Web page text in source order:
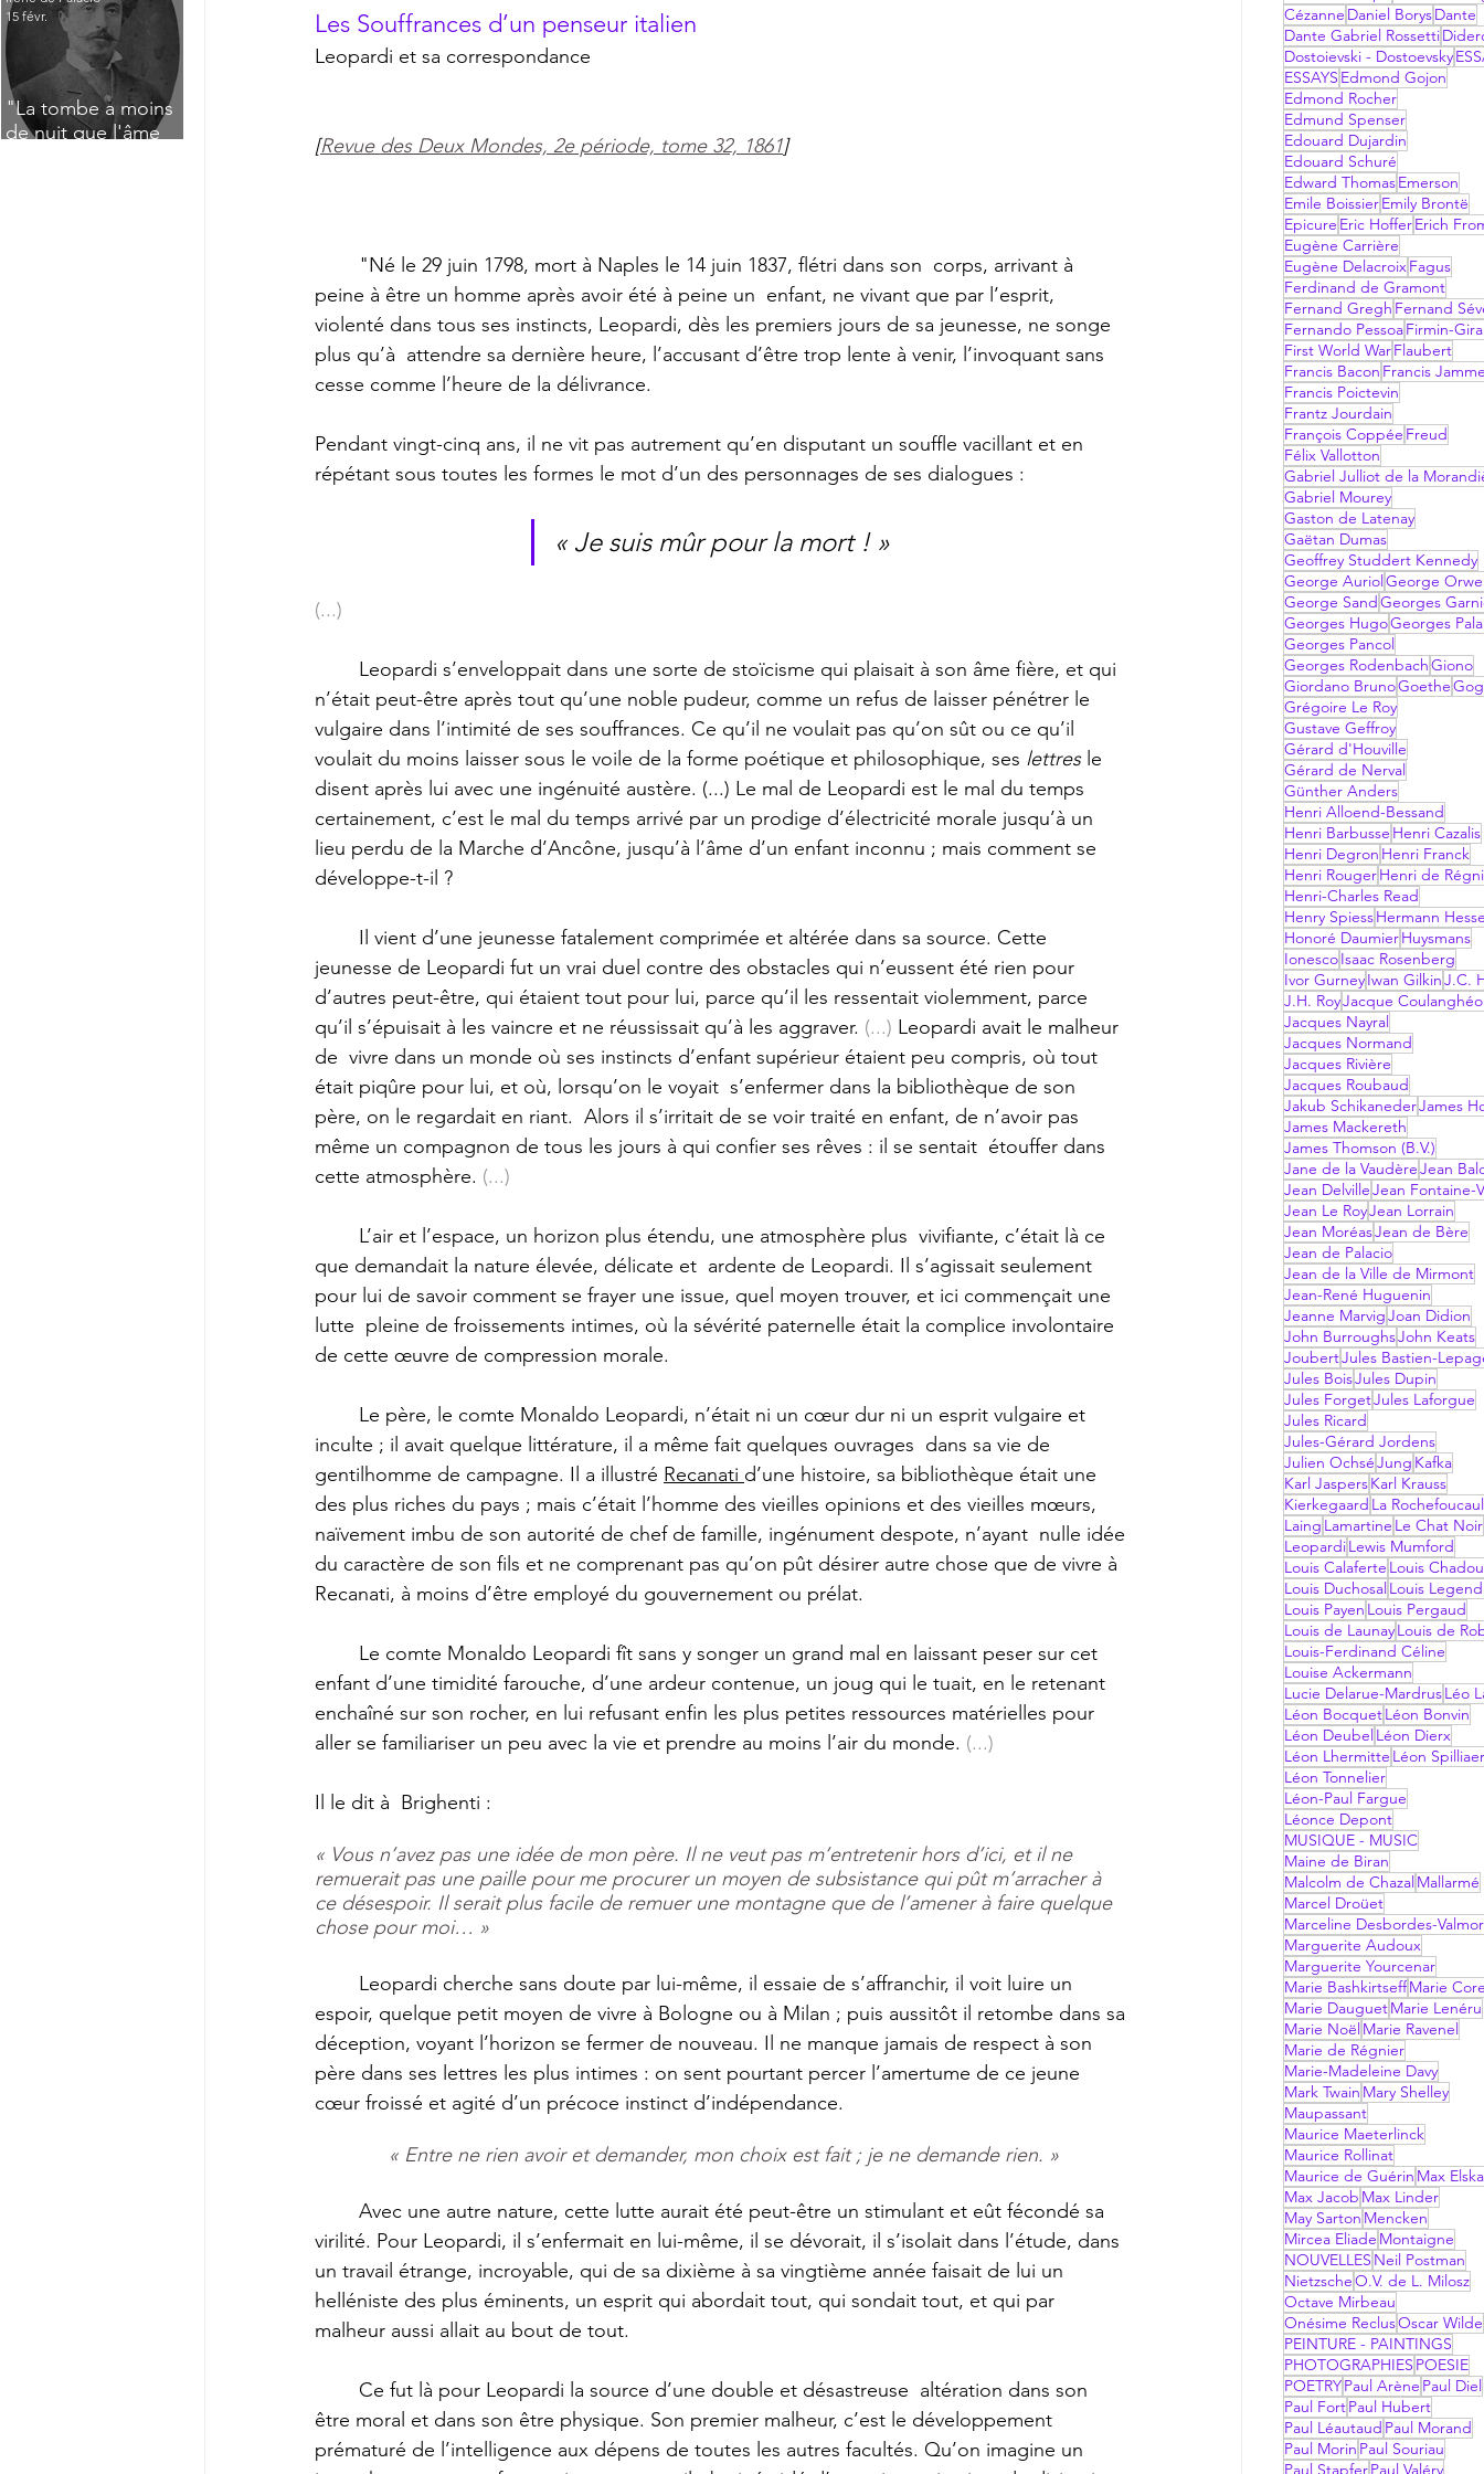
"La tombe a moins
de nuit que l'âme
15 févr.
Les Souffrances d’un penseur italien
Leopardi et sa correspondance
[Revue des Deux Mondes, 2e période, tome 32, 1861]
peine à être un homme après avoir été à peine un  enfant, ne vivant que par l’esprit,
violenté dans tous ses instincts, Leopardi, dès les premiers jours de sa jeunesse, ne songe
plus qu’à  attendre sa dernière heure, l’accusant d’être trop lente à venir, l’invoquant sans
cesse comme l’heure de la délivrance.
Pendant vingt-cinq ans, il ne vit pas autrement qu’en disputant un souffle vacillant et en
répétant sous toutes les formes le mot d’un des personnages de ses dialogues :
« Je suis mûr pour la mort ! »
(...)
n’était peut-être après tout qu’une noble pudeur, comme un refus de laisser pénétrer le
vulgaire dans l’intimité de ses souffrances. Ce qu’il ne voulait pas qu’on sût ou ce qu’il
voulait du moins laisser sous le voile de la forme poétique et philosophique, ses lettres le
disent après lui avec une ingénuité austère. (...) Le mal de Leopardi est le mal du temps
certainement, c’est le mal du temps arrivé par un prodige d’électricité morale jusqu’à un
lieu perdu de la Marche d’Ancône, jusqu’à l’âme d’un enfant inconnu ; mais comment se
développe-t-il ?
jeunesse de Leopardi fut un vrai duel contre des obstacles qui n’eussent été rien pour
d’autres peut-être, qui étaient tout pour lui, parce qu’il les ressentait violemment, parce
qu’il s’épuisait à les vaincre et ne réussissait qu’à les aggraver. (...) Leopardi avait le malheur
de  vivre dans un monde où ses instincts d’enfant supérieur étaient peu compris, où tout
était piqûre pour lui, et où, lorsqu’on le voyait  s’enfermer dans la bibliothèque de son
père, on le regardait en riant.  Alors il s’irritait de se voir traité en enfant, de n’avoir pas
même un compagnon de tous les jours à qui confier ses rêves : il se sentait  étouffer dans
cette atmosphère. (...)
que demandait la nature élevée, délicate et  ardente de Leopardi. Il s’agissait seulement
pour lui de savoir comment se frayer une issue, quel moyen trouver, et ici commençait une
lutte  pleine de froissements intimes, où la sévérité paternelle était la complice involontaire
de cette œuvre de compression morale.
inculte ; il avait quelque littérature, il a même fait quelques ouvrages  dans sa vie de
gentilhomme de campagne. Il a illustré Recanati d’une histoire, sa bibliothèque était une
des plus riches du pays ; mais c’était l’homme des vieilles opinions et des vieilles mœurs,
naïvement imbu de son autorité de chef de famille, ingénument despote, n’ayant  nulle idée
du caractère de son fils et ne comprenant pas qu’on pût désirer autre chose que de vivre à
Recanati, à moins d’être employé du gouvernement ou prélat.
enfant d’une timidité farouche, d’une ardeur contenue, un joug qui le tuait, en le retenant
enchaîné sur son rocher, en lui refusant enfin les plus petites ressources matérielles pour
aller se familiariser un peu avec la vie et prendre au moins l’air du monde. (...)
Il le dit à  Brighenti :
« Vous n’avez pas une idée de mon père. Il ne veut pas m’entretenir hors d’ici, et il ne
remuerait pas une paille pour me procurer un moyen de subsistance qui pût m’arracher à
ce désespoir. Il serait plus facile de remuer une montagne que de l’amener à faire quelque
chose pour moi… »
espoir, quelque petit moyen de vivre à Bologne ou à Milan ; puis aussitôt il retombe dans sa
déception, voyant l’horizon se fermer de nouveau. Il ne manque jamais de respect à son
père dans ses lettres les plus intimes : on sent pourtant percer l’amertume de ce jeune
cœur froissé et agité d’un précoce instinct d’indépendance.
« Entre ne rien avoir et demander, mon choix est fait ; je ne demande rien. »
virilité. Pour Leopardi, il s’enfermait en lui-même, il se dévorait, il s’isolait dans l’étude, dans
un travail étrange, incroyable, qui de sa dixième à sa vingtième année faisait de lui un
helléniste des plus éminents, un esprit qui abordait tout, qui sondait tout, et qui par
malheur aussi allait au bout de tout.
être moral et dans son être physique. Son premier malheur, c’est le développement
prématuré de l’intelligence aux dépens de toutes les autres facultés. Qu’on imagine un
Cézanne Daniel BorysDante
Dante Gabriel Rossetti
Dostoievski - Dostoevsky
ESSAYS Edmond Gojon
Edmond Rocher
Edmund Spenser
Edouard Dujardin
Edouard Schuré
Edward ThomasEmerson
Emile BoissierEmily Brontë
Epicure Eric HofferErich
Eugène Carrière
Eugène DelacroixFagus
Ferdinand de Gramont
Fernand Gregh Fernand
Fernando PessoaFirmin-
First World WarFlaubert
Francis Bacon Francis
Francis Poictevin
Frantz Jourdain
François Coppée Freud
Félix Vallotton
Gabriel Julliot de la
Gabriel Mourey
Gaston de Latenay
Gaëtan Dumas
Geoffrey Studdert Kennedy
George Auriol George
George Sand Georges
Georges HugoGeorges
Georges Pancol
Georges RodenbachGiono
Giordano BrunoGoethe
Grégoire Le Roy
Gustave Geffroy
Gérard d'Houville
Gérard de Nerval
Günther Anders
Henri Alloend-Bessand
Henri Barbusse Henri Cazalis
Henri Degron Henri Franck
Henri RougerHenri de
Henri-Charles Read
Henry SpiessHermann
Honoré DaumierHuysmans
IonescoIsaac Rosenberg
Ivor GurneyIwan GilkinJ.C.
J.H. RoyJacque
Jacques Nayral
Jacques Normand
Jacques Rivière
Jacques Roubaud
Jakub SchikanederJames
James Mackereth
James Thomson (B.V.)
Jane de la VaudèreJean
Jean DelvilleJean Fontaine-
Jean Le RoyJean Lorrain
Jean MoréasJean de Bère
Jean de Palacio
Jean de la Ville de Mirmont
Jean-René Huguenin
Jeanne MarvigJoan Didion
John BurroughsJohn Keats
JoubertJules Bastien-
Jules BoisJules Dupin
Jules ForgetJules Laforgue
Jules Ricard
Jules-Gérard Jordens
Julien OchséJung Kafka
Karl JaspersKarl Krauss
Kierkegaard La
Laing Lamartine Le Chat Noir
LeopardiLewis Mumford
Louis Calaferte Louis
Louis Duchosal Louis
Louis Payen Louis Pergaud
Louis de LaunayLouis de
Louis-Ferdinand Céline
Louise Ackermann
Lucie Delarue-MardrusLéo
Léon BocquetLéon Bonvin
Léon Deubel Léon Dierx
Léon Lhermitte Léon
Léon Tonnelier
Léon-Paul Fargue
Léonce Depont
MUSIQUE - MUSIC
Maine de Biran
Malcolm de Chazal Mallarmé
Marcel Droüet
Marceline Desbordes-
Marguerite Audoux
Marguerite Yourcenar
Marie BashkirtseffMarie
Marie DauguetMarie Lenéru
Marie Noël Marie Ravenel
Marie de Régnier
Marie-Madeleine Davy
Mark Twain Mary Shelley
Maupassant
Maurice Maeterlinck
Maurice Rollinat
Maurice de Guérin Max
Max Jacob Max Linder
May Sarton Mencken
Mircea Eliade Montaigne
NOUVELLES Neil Postman
NietzscheO.V. de L. Milosz
Octave Mirbeau
Onésime ReclusOscar Wilde
PEINTURE - PAINTINGS
PHOTOGRAPHIES POESIE
POETRYPaul Arène Paul Diel
Paul FortPaul Hubert
Paul Léautaud Paul Morand
Paul Morin Paul Souriau